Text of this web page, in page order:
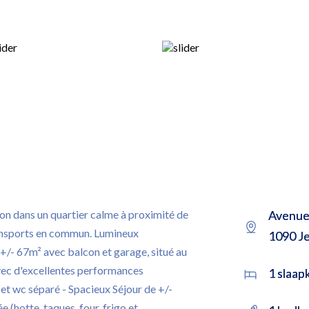
dans un quartier calme à proximité de
en commun. Lumineux
67m² avec balcon et garage, situé au
d'excellentes performances
wc séparé - Spacieux Séjour de +/-
1090
1